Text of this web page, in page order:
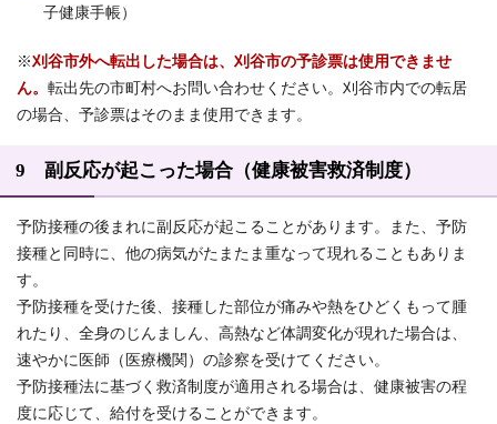
子健康手帳）
※刈谷市外へ転出した場合は、刈谷市の予診票は使用できませ
ん。 転出先の市町村へお問い合わせください。刈谷市内での転居
の場合、予診票はそのまま使用できます。
9 副反応が起こった場合（健康被害救済制度）
予防接種の後まれに副反応が起こることがあります。また、予防
接種と同時に、他の病気がたまたま重なって現れることもありま
す。
予防接種を受けた後、接種した部位が痛みや熱をひどくもって腫
れたり、全身のじんましん、高熱など体調変化が現れた場合は、
速やかに医師（医療機関）の診察を受けてください。
予防接種法に基づく救済制度が適用される場合は、健康被害の程
度に応じて、給付を受けることができます。